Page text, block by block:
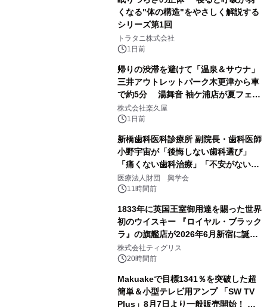
くなる"体の構造"をやさしく解説する
シリーズ第1回
トラタニ株式会社
1日前
帰りの渋滞を避けて「温泉＆サウナ」
三井アウトレットパーク木更津から車
で約5分 湯舞音 袖ケ浦店が夏フェア
メニューを提供
株式会社楽久屋
1日前
新橋歯科医科診療所 副院長・歯科医師
小野宇宙が「後悔しない歯科選び」
「痛くない歯科治療」「不安がない治
療計画」をテーマに専門監修
医療法人財団 興学会
11時間前
1833年に英国王室御用達を賜った世界
初のウイスキー 『ロイヤル・ブラック
ラ』の旗艦店が2026年6月新宿に誕
生 バカルディ ジャパンと連携した
没入型バー「BAR Arca」
株式会社ティグリス
20時間前
Makuakeで目標1341％を突破した超
簡単＆小型テレビ用アンプ 「SW TV
Plus」8月7日より一般販売開始！ ケ